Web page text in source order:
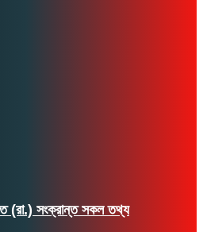
(রা.) সংক্রান্ত সকল তথ্য